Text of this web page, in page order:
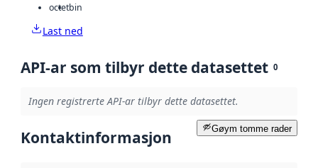
octetbin
Last ned
API-ar som tilbyr dette datasettet 0
Ingen registrerte API-ar tilbyr dette datasettet.
Gøym tomme rader
Kontaktinformasjon